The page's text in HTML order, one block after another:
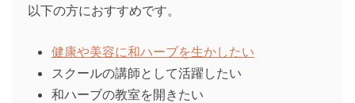
以下の方におすすめです。
健康や美容に和ハーブを生かしたい
スクールの講師として活躍したい
和ハーブの教室を開きたい